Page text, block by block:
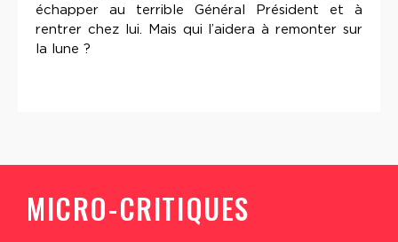
échapper au terrible Général Président et à
rentrer chez lui. Mais qui l’aidera à remonter sur
la lune ?
MICRO-CRITIQUES